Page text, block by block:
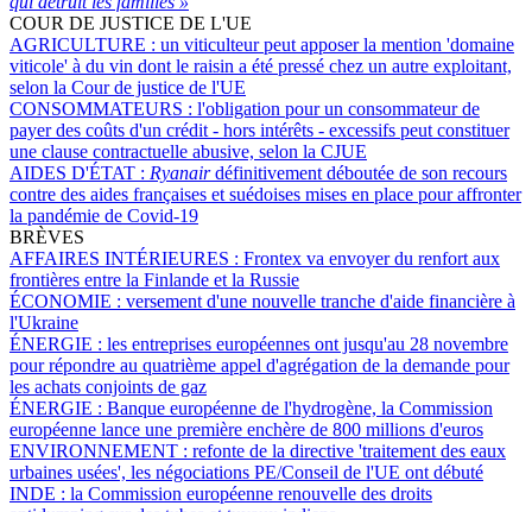
COUR DE JUSTICE DE L'UE
AGRICULTURE : un viticulteur peut apposer la mention 'domaine
viticole' à du vin dont le raisin a été pressé chez un autre exploitant,
selon la Cour de justice de l'UE
CONSOMMATEURS : l'obligation pour un consommateur de
payer des coûts d'un crédit - hors intérêts - excessifs peut constituer
une clause contractuelle abusive, selon la CJUE
AIDES D'ÉTAT : Ryanairdéfinitivement déboutée de son recours
contre des aides françaises et suédoises mises en place pour affronter
la pandémie de Covid-19
BRÈVES
AFFAIRES INTÉRIEURES : Frontex va envoyer du renfort aux
frontières entre la Finlande et la Russie
ÉCONOMIE : versement d'une nouvelle tranche d'aide financière à
l'Ukraine
ÉNERGIE : les entreprises européennes ont jusqu'au 28 novembre
pour répondre au quatrième appel d'agrégation de la demande pour
les achats conjoints de gaz
ÉNERGIE : Banque européenne de l'hydrogène, la Commission
européenne lance une première enchère de 800 millions d'euros
ENVIRONNEMENT : refonte de la directive 'traitement des eaux
urbaines usées', les négociations PE/Conseil de l'UE ont débuté
INDE : la Commission européenne renouvelle des droits